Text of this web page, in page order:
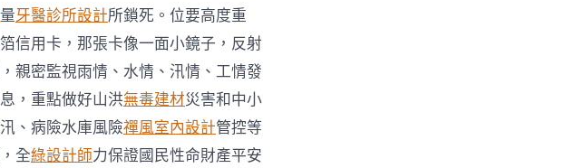
量牙醫診所設計所鎖死。位要高度重
信用卡，那張卡像一面小鏡子，反射
親密監視雨情、水情、汛情、工情發
，重點做好山洪無毒建材災害和中小
、病險水庫風險禪風室內設計管控等
全綠設計師力保證國民性命財產平安